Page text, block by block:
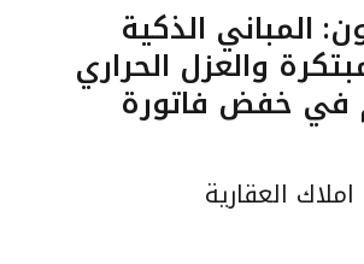
المباني الذكية
والعزل الحراري
خفض فاتورة
املاك العقارية